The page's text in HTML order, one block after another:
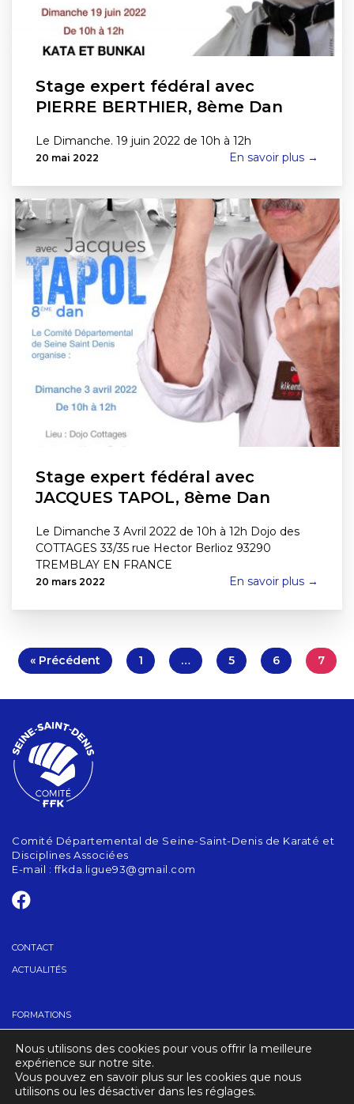
Stage expert fédéral avec
PIERRE BERTHIER, 8ème Dan
Le Dimanche. 19 juin 2022 de 10h à 12h
20 mai 2022 En savoir plus →
Stage expert fédéral avec
JACQUES TAPOL, 8ème Dan
Le Dimanche 3 Avril 2022 de 10h à 12h Dojo des
COTTAGES 33/35 rue Hector Berlioz 93290
TREMBLAY EN FRANCE
20 mars 2022 En savoir plus →
« Précédent 1 … 5 6 7
Comité Départemental de Seine-Saint-Denis de Karaté et
Disciplines Associées
E-mail :ffkda.ligue93@gmail.com
CONTACT
ACTUALITÉS
FORMATIONS
TROUVER UN CLUB
Nous utilisons des cookies pour vous offrir la meilleure
expérience sur notre site.
Vous pouvez en savoir plus sur les cookies que nous
utilisons ou les désactiver dans les réglages.